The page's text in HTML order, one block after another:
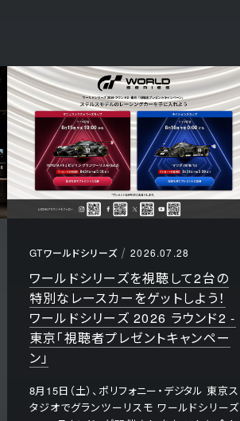
GTワールドシリーズ 2026.07.28
ワールドシリーズを視聴して2台の
特別なレースカーをゲットしよう！
ワールドシリーズ 2026 ラウンド2 -
東京「視聴者プレゼントキャンペー
ン」
8月15日（土）、ポリフォニー・デジタル 東京ス
タジオでグランツーリスモ ワールドシリーズ